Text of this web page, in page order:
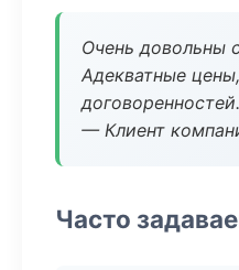
Очень довольны
Адекватные
договоренностей.
— Клиент
Часто